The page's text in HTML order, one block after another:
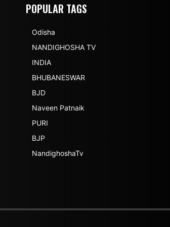
POPULAR TAGS
Odisha
NANDIGHOSHA TV
INDIA
BHUBANESWAR
BJD
Naveen Patnaik
PURI
BJP
NandighoshaTv